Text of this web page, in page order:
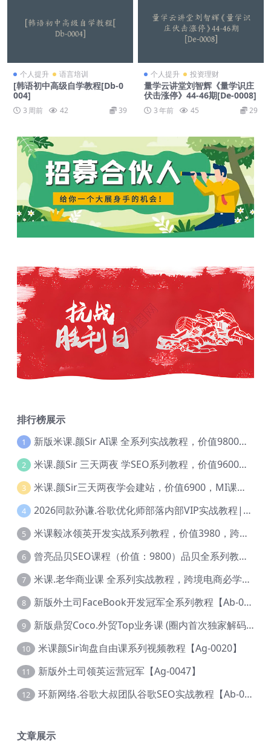
个人提升 语言培训
[韩语初中高级自学教程[Db-0
004]
3 周前 42 39
个人提升 投资理财
量学云讲堂刘智辉《量学识庄
伏击涨停》44-46期[De-0008]
3 年前 45 29
排行榜展示
1 新版米课.颜Sir AI课 全系列实战教程，价值9800，跨境首选！【Ag-0052】
2 米课.颜Sir 三天两夜 学SEO系列教程，价值9600元，跨境人都在学 【Ag-0056】
3 米课.颜Sir三天两夜学会建站，价值6900，MI课甄选课程 【Ag-0055】
4 2026同款孙谦.谷歌优化师部落内部VIP实战教程|价值4999元全网独家解码（官方报名版本）【@034】
5 米课毅冰领英开发实战系列教程，价值3980，跨境必选【Ag-0049】
6 曾亮品贝SEO课程（价值：9800）品贝全系列教程 【Ab-0022】
7 米课.老华商业课 全系列实战教程，跨境电商必学，价值16900元【Ag-0053】
8 新版外土司FaceBook开发冠军全系列教程【Ab-0021】
9 新版鼎贸Coco.外贸Top业务课 (圈内首次独家解码|460节课)【Ag-0091】
10 米课颜Sir询盘自由课系列视频教程【Ag-0020】
11 新版外土司领英运营冠军【Ag-0047】
12 环新网络.谷歌大叔团队谷歌SEO实战教程【Ab-0024】
文章展示